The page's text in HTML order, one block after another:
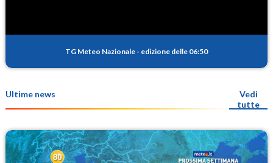
TG Meteo Nazionale - edizione delle 06:50
Ultime news
Vedi
tutte